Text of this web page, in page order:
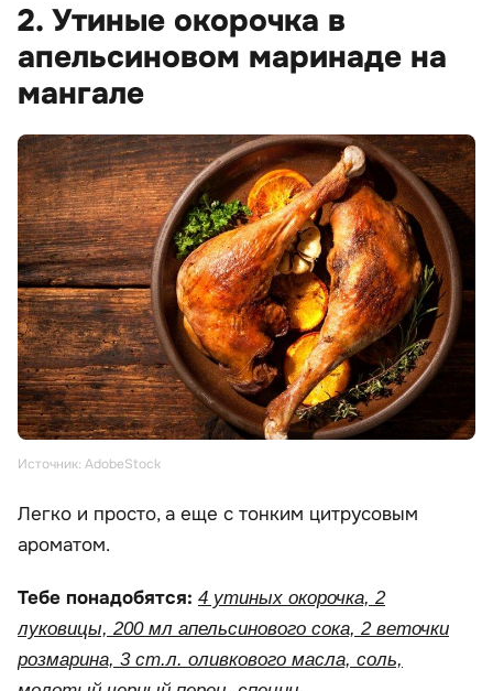
2. Утиные окорочка в
апельсиновом маринаде на
мангале
Источник: AdobeStock
Легко и просто, а еще с тонким цитрусовым
ароматом.
Тебе понадобятся: 4 утиных окорочка, 2
луковицы, 200 мл апельсинового сока, 2 веточки
розмарина, 3 ст.л. оливкового масла, соль,